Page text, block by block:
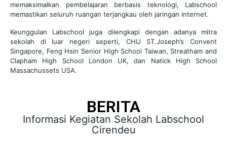
memaksimalkan pembelajaran berbasis teknologi, Labschool
memastikan seluruh ruangan terjangkau oleh jaringan internet.
Keunggulan Labschool juga dilengkapi dengan adanya mitra
sekolah di luar negeri seperti, CHIJ ST.Joseph’s Convent
Singapore, Feng Hsin Senior High School Taiwan, Streatham and
Clapham High School London UK, dan Natick High School
Massachussets USA.
BERITA
Informasi Kegiatan Sekolah Labschool
Cirendeu